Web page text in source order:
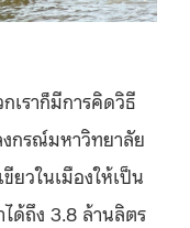
เราก็มีการคิดวิธี
กรณ์มหาวิทยาลัย
ยวในเมืองให้เป็น
ด้ถึง 3.8 ล้านลิตร